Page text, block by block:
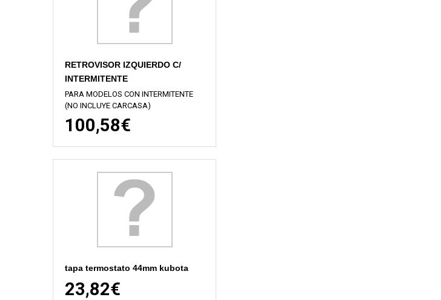
RETROVISOR IZQUIERDO C/
INTERMITENTE
PARA MODELOS CON INTERMITENTE
(NO INCLUYE CARCASA)
100,58€
tapa termostato 44mm kubota
23,82€